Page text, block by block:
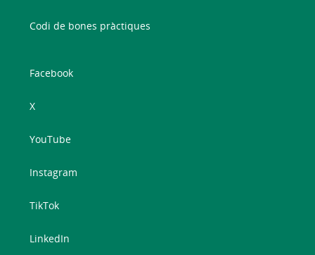
Codi de bones pràctiques
Facebook
X
YouTube
Instagram
TikTok
LinkedIn